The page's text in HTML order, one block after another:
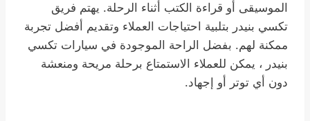
الموسيقى أو قراءة الكتب أثناء الرحلة. يهتم فريق
تكسي بنيدر بتلبية احتياجات العملاء وتقديم أفضل تجربة
ممكنة لهم. بفضل الراحة الموجودة في سيارات تكسي
بنيدر ، يمكن للعملاء الاستمتاع برحلة مريحة ومنعشة
دون أي توتر أو إجهاد.